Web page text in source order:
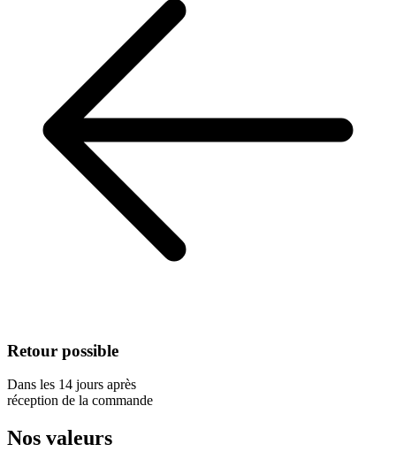
Retour possible
Dans les 14 jours après
réception de la commande
Nos valeurs